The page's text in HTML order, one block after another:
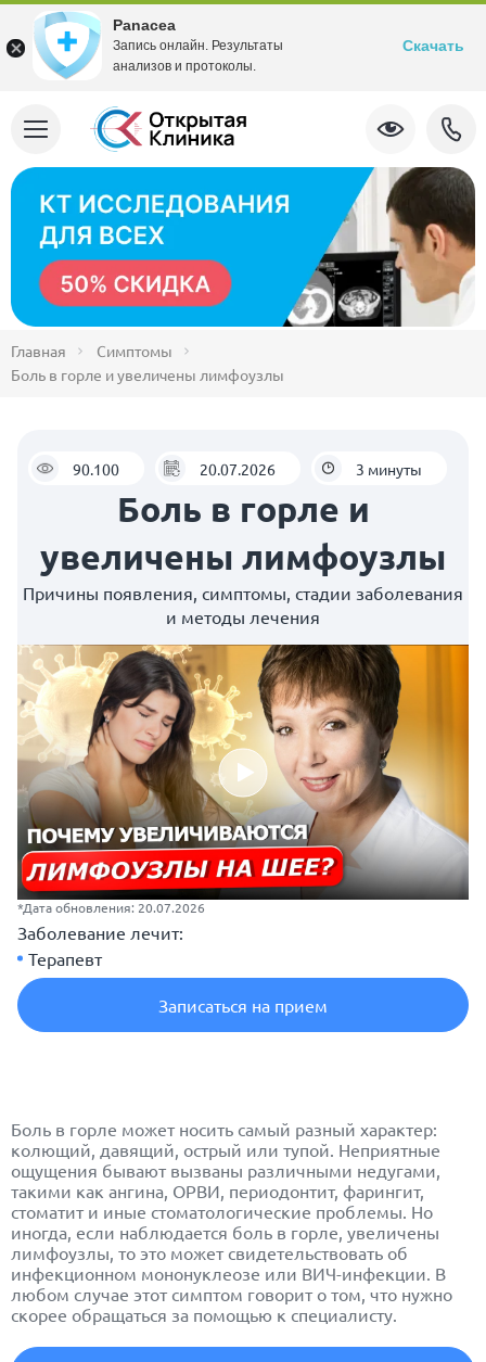
Главная
Симптомы
Боль в горле и увеличены лимфоузлы
90.100 20.07.2026 3 минуты
Боль в горле и
увеличены лимфоузлы
Причины появления, симптомы, стадии заболевания
и методы лечения
*Дата обновления: 20.07.2026
Заболевание лечит:
Терапевт
Записаться на прием
Боль в горле может носить самый разный характер:
колющий, давящий, острый или тупой. Неприятные
ощущения бывают вызваны различными недугами,
такими как ангина, ОРВИ, периодонтит, фарингит,
стоматит и иные стоматологические проблемы. Но
иногда, если наблюдается боль в горле, увеличены
лимфоузлы, то это может свидетельствовать об
инфекционном мононуклеозе или ВИЧ-инфекции. В
любом случае этот симптом говорит о том, что нужно
скорее обращаться за помощью к специалисту.
Panacea
Запись онлайн. Результаты
анализов и протоколы.
Скачать